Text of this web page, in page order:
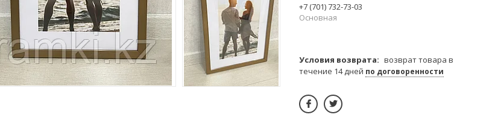
+7 (701) 732-73-03
Основная
возврат товара в
течение 14 дней по договоренности